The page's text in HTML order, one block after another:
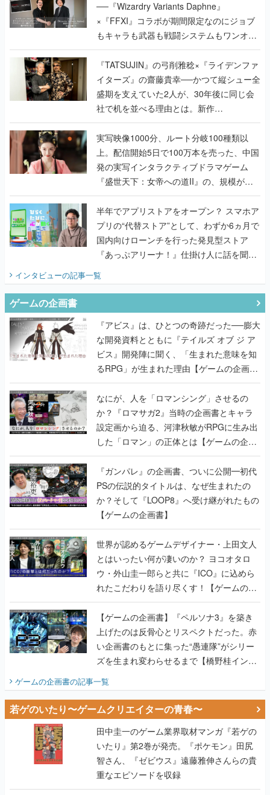
で作り込まれた理由を両ディレクターに聞
く
『TATSUJIN』の弓削雅稔×『ライデンファ
イターズ』の齋藤貴幸──かつて縦シュー全
盛期を支えていた2人が、30年後に同じ会
社で机を並べる理由とは。新作
『TATSUJIN EXTREME』で初タッグを組
んだレジェンド2人に訊く開発秘話
実写映像1000分、ルート分岐100種類以
上。配信開始5日で100万本を売った、中国
発の実写インタラクティブドラマゲーム
『盛世天下：女帝への道II』の、規模が違
うこだわりをプロデューサーに聞いた
半年でアプリストアをオープン？ スマホア
プリの“代替ストア”として、わずか6ヵ月で
国内向けローンチを行った発見型ストア
『あっぷアリーナ！』仕掛け人に話を聞い
てみた
インタビューの記事一覧
『アビス』は、ひとつの奇跡だった──膨大
な開発資料とともに『テイルズ オブ ジ ア
るRPG」が生まれた理由【ゲームの企画
書】
なにが、人を「ロマンシング」させるの
か？『ロマサガ2』当時の企画書とキャラ
設定画から迫る、河津秋敏がRPGに生み出
した「ロマン」の正体とは【ゲームの企画
書】
『ガンパレ』の企画書、ついに公開━初代
PSの伝説的タイトルは、なぜ生まれたの
か？そして『LOOP8』へ受け継がれたもの
【ゲームの企画書】
世界が認めるゲームデザイナー・上田文人
とはいったい何が凄いのか？ ヨコオタロ
ウ・外山圭一郎らと共に『ICO』に込めら
れたこだわりを語り尽くす！【ゲームの企
画書】
【ゲームの企画書】『ペルソナ3』を築き
上げたのは反骨心とリスペクトだった。赤
い企画書のもとに集った“愚連隊”がシリー
ズを生まれ変わらせるまで【橋野桂インタ
ビュー】
ゲームの企画書の記事一覧
若ゲのいたり〜ゲームクリエイターの青春〜
田中圭一のゲーム業界取材マンガ『若ゲの
いたり』第2巻が発売。『ポケモン』田尻
智さん、『ゼビウス』遠藤雅伸さんらの貴
重なエピソードを収録
【田中圭一連載：アイマス/ガンダム 戦場
の絆 編】わがままな王様のわがままなニー
ズを満たす！──小山順一朗が貫く姿勢に、